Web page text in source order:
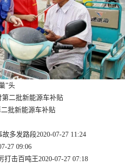
”头
批新能源车补贴
故多发路段2020-07-27 11:24
27 09:06
打击百吨王2020-07-27 07:18